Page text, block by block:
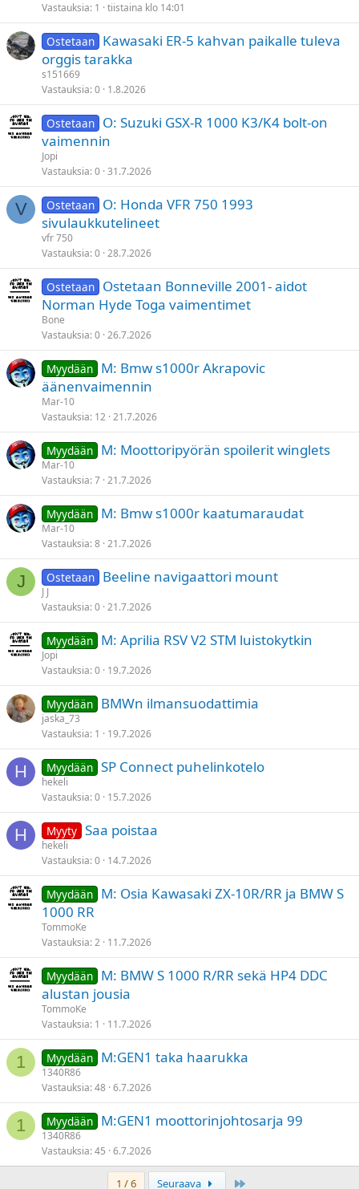
Vastauksia 1 tiistaina klo 14:01
Ostetaan Kawasaki ER-5 kahvan paikalle tuleva
orggis tarakka
s151669
Vastauksia 0 1.8.2026
Ostetaan O: Suzuki GSX-R 1000 K3/K4 bolt-on
vaimennin
Jopi
Vastauksia 0 31.7.2026
V Ostetaan O: Honda VFR 750 1993
sivulaukkutelineet
vfr 750
Vastauksia 0 28.7.2026
Ostetaan Ostetaan Bonneville 2001- aidot
Norman Hyde Toga vaimentimet
Bone
Vastauksia 0 26.7.2026
Myydään M: Bmw s1000r Akrapovic
äänenvaimennin
Mar-10
Vastauksia 12 21.7.2026
Myydään M: Moottoripyörän spoilerit winglets
Mar-10
Vastauksia 7 21.7.2026
Myydään M: Bmw s1000r kaatumaraudat
Mar-10
Vastauksia 8 21.7.2026
J Ostetaan Beeline navigaattori mount
J J
Vastauksia 0 21.7.2026
Myydään M: Aprilia RSV V2 STM luistokytkin
Jopi
Vastauksia 0 19.7.2026
Myydään BMWn ilmansuodattimia
jaska_73
Vastauksia 1 19.7.2026
H Myydään SP Connect puhelinkotelo
hekeli
Vastauksia 0 15.7.2026
H Myyty Saa poistaa
hekeli
Vastauksia 0 14.7.2026
Myydään M: Osia Kawasaki ZX-10R/RR ja BMW S
1000 RR
TommoKe
Vastauksia 2 11.7.2026
Myydään M: BMW S 1000 R/RR sekä HP4 DDC
alustan jousia
TommoKe
Vastauksia 1 11.7.2026
1 Myydään M:GEN1 taka haarukka
1340R86
Vastauksia 48 6.7.2026
1 Myydään M:GEN1 moottorinjohtosarja 99
1340R86
Vastauksia 45 6.7.2026
1 / 6 Seuraava